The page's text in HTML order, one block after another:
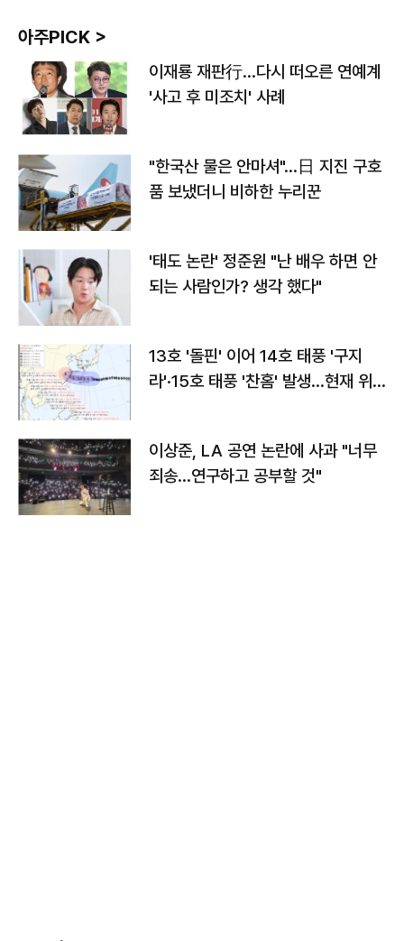
아주PICK >
이재룡 재판行…다시 떠오른 연예계
'사고 후 미조치' 사례
"한국산 물은 안마셔"…日 지진 구호
품 보냈더니 비하한 누리꾼
'태도 논란' 정준원 "난 배우 하면 안
되는 사람인가? 생각 했다"
13호 '돌핀' 이어 14호 태풍 '구지
라'·15호 태풍 '찬홈' 발생…현재 위
이상준, LA 공연 논란에 사과 "너무
죄송…연구하고 공부할 것"